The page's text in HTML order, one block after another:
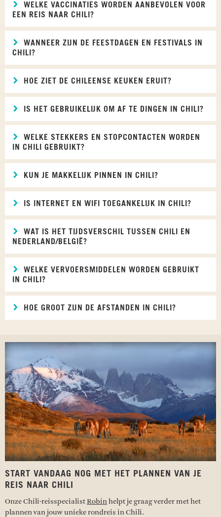
WELKE VACCINATIES WORDEN AANBEVOLEN VOOR
EEN REIS NAAR CHILI?
WANNEER ZIJN DE FEESTDAGEN EN FESTIVALS IN
CHILI?
HOE ZIET DE CHILEENSE KEUKEN ERUIT?
IS HET GEBRUIKELIJK OM AF TE DINGEN IN CHILI?
WELKE STEKKERS EN STOPCONTACTEN WORDEN
IN CHILI GEBRUIKT?
KUN JE MAKKELIJK PINNEN IN CHILI?
IS INTERNET EN WIFI TOEGANKELIJK IN CHILI?
WAT IS HET TIJDSVERSCHIL TUSSEN CHILI EN
NEDERLAND/BELGIË?
WELKE VERVOERSMIDDELEN WORDEN GEBRUIKT
IN CHILI?
HOE GROOT ZIJN DE AFSTANDEN IN CHILI?
START VANDAAG NOG MET HET PLANNEN VAN JE
REIS NAAR CHILI
Onze Chili-reisspecialistRobinhelpt je graag verder met het
plannen van jouw unieke rondreis in Chili.